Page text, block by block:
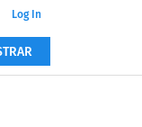
Log In